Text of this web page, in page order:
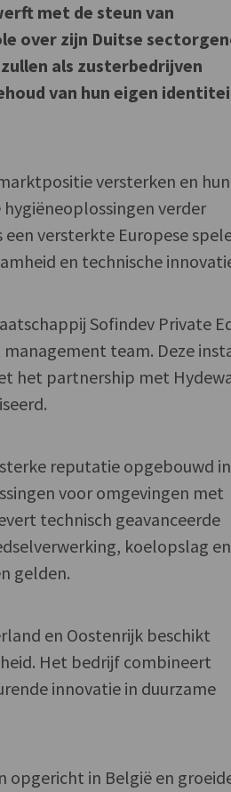
met de steun van
over zijn Duitse
als zusterbedrijven
van hun eigen
versterken en hun
verder
versterkte Europese
en technische
Sofindev Private
team. Deze
het partnership met
reputatie opgebouwd in
voor omgevingen met
technisch geavanceerde
koelopslag en
gelden.
en Oostenrijk beschikt
Het bedrijf combineert
innovatie in duurzame
opgericht in België en